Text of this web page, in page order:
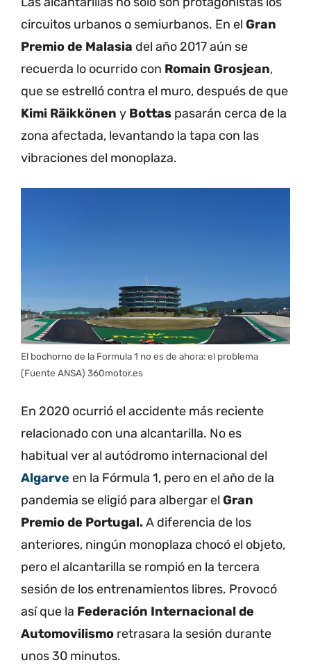
circuitos urbanos o semiurbanos. En el Gran
Premio de Malasia del año 2017 aún se
recuerda lo ocurrido con Romain Grosjean,
que se estrelló contra el muro, después de que
Kimi Räikkönen y Bottas pasarán cerca de la
zona afectada, levantando la tapa con las
vibraciones del monoplaza.
El bochorno de la Formula 1 no es de ahora: el problema
(Fuente ANSA) 360motor.es
En 2020 ocurrió el accidente más reciente
relacionado con una alcantarilla. No es
habitual ver al autódromo internacional del
Algarve en la Fórmula 1, pero en el año de la
pandemia se eligió para albergar el Gran
Premio de Portugal.A diferencia de los
anteriores, ningún monoplaza chocó el objeto,
pero el alcantarilla se rompió en la tercera
sesión de los entrenamientos libres. Provocó
así que la Federación Internacional de
Automovilismo retrasara la sesión durante
unos 30 minutos.